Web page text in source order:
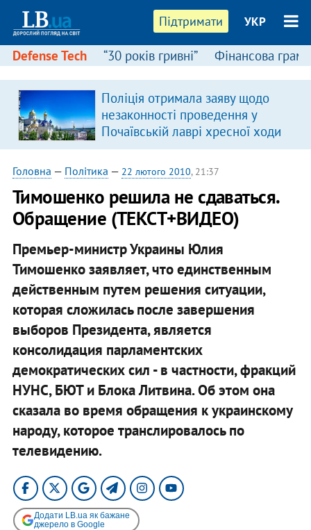
Підтримати УКР
Defense Tech “30 років гривні” Фінансова
Поліція отримала заяву щодо
незаконності проведення у
Почаївській лаврі хресної ходи
Головна — Політика — 22 лютого 2010, 21:37
Тимошенко решила не сдаваться.
Обращение (ТЕКСТ+ВИДЕО)
Премьер-министр Украины Юлия
Тимошенко заявляет, что единственным
действенным путем решения ситуации,
которая сложилась после завершения
выборов Президента, является
консолидация парламентских
демократических сил - в частности, фракций
НУНС, БЮТ и Блока Литвина. Об этом она
сказала во время обращения к украинскому
народу, которое транслировалось по
телевидению.
Додати LB.ua як бажане
джерело в Google